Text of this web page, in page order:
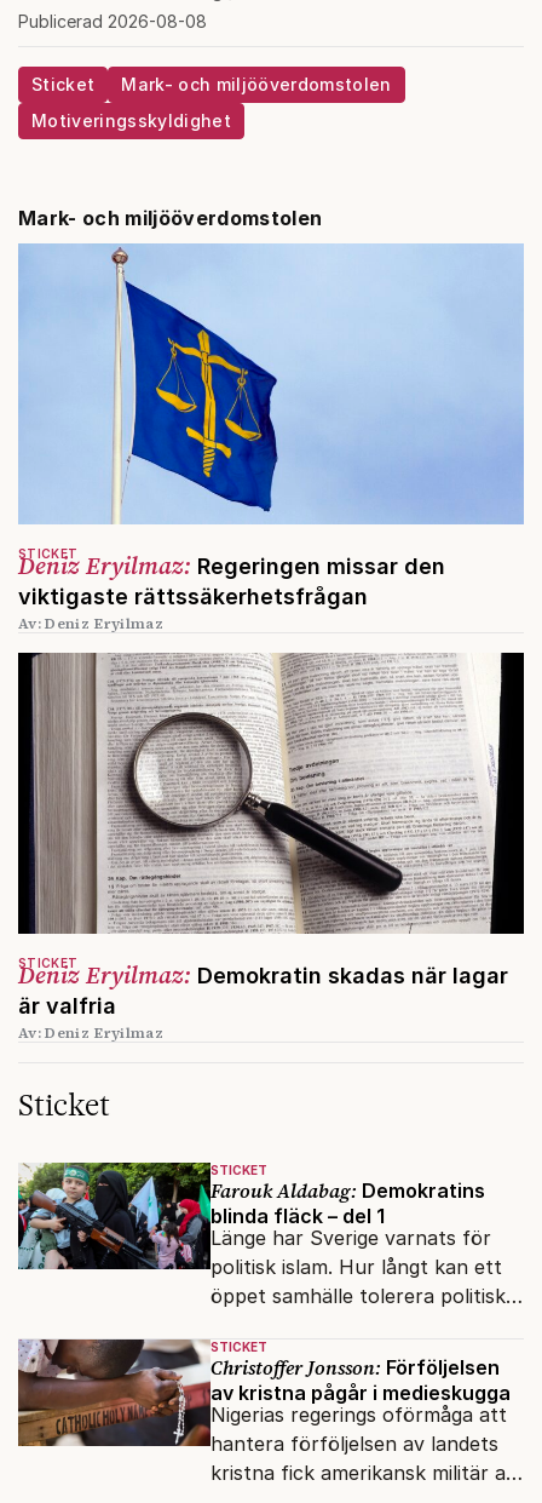
Publicerad 2026-08-08
Sticket
Mark- och miljööverdomstolen
Motiveringsskyldighet
Mark- och miljööverdomstolen
Deniz Eryilmaz: Regeringen missar den
viktigaste rättssäkerhetsfrågan
STICKET
Av: Deniz Eryilmaz
Deniz Eryilmaz: Demokratin skadas när lagar
är valfria
STICKET
Av: Deniz Eryilmaz
Sticket
STICKET
Farouk Aldabag: Demokratins
blinda fläck – del 1
Länge har Sverige varnats för
politisk islam. Hur långt kan ett
öppet samhälle tolerera politiska
inifrån?
STICKET
Christoffer Jonsson: Förföljelsen
av kristna pågår i medieskugga
Nigerias regerings oförmåga att
hantera förföljelsen av landets
kristna fick amerikansk militär att